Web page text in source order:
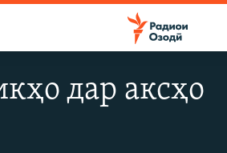
дар аксҳо